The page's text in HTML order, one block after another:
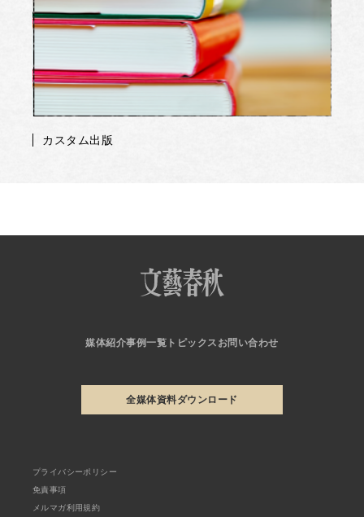
カスタム出版
媒体紹介事例一覧 トピックス お問い合わせ
全媒体資料ダウンロード
プライバシーポリシー
免責事項
メルマガ利用規約